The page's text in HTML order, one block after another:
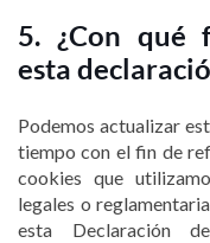
5. ¿Con qué
esta
Podemos actualizar
tiempo con el fin de
cookies que
legales o
esta Declaración